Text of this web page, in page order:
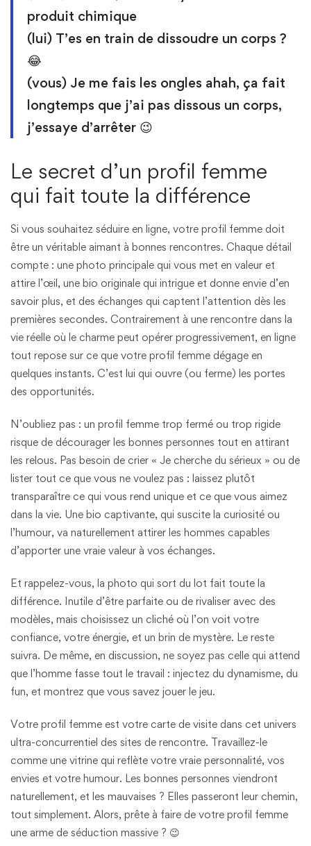
produit chimique
(lui) T’es en train de dissoudre un corps ?
😂
(vous) Je me fais les ongles ahah, ça fait
longtemps que j’ai pas dissous un corps,
j’essaye d’arrêter 😉
Le secret d’un profil femme
qui fait toute la différence
Si vous souhaitez séduire en ligne, votre profil femme doit
être un véritable aimant à bonnes rencontres. Chaque détail
compte : une photo principale qui vous met en valeur et
attire l’œil, une bio originale qui intrigue et donne envie d’en
savoir plus, et des échanges qui captent l’attention dès les
premières secondes. Contrairement à une rencontre dans la
vie réelle où le charme peut opérer progressivement, en ligne
tout repose sur ce que votre profil femme dégage en
quelques instants. C’est lui qui ouvre (ou ferme) les portes
des opportunités.
N’oubliez pas : un profil femme trop fermé ou trop rigide
risque de décourager les bonnes personnes tout en attirant
les relous. Pas besoin de crier « Je cherche du sérieux » ou de
lister tout ce que vous ne voulez pas : laissez plutôt
transparaître ce qui vous rend unique et ce que vous aimez
dans la vie. Une bio captivante, qui suscite la curiosité ou
l’humour, va naturellement attirer les hommes capables
d’apporter une vraie valeur à vos échanges.
Et rappelez-vous, la photo qui sort du lot fait toute la
différence. Inutile d’être parfaite ou de rivaliser avec des
modèles, mais choisissez un cliché où l’on voit votre
confiance, votre énergie, et un brin de mystère. Le reste
suivra. De même, en discussion, ne soyez pas celle qui attend
que l’homme fasse tout le travail : injectez du dynamisme, du
fun, et montrez que vous savez jouer le jeu.
Votre profil femme est votre carte de visite dans cet univers
ultra-concurrentiel des sites de rencontre. Travaillez-le
comme une vitrine qui reflète votre vraie personnalité, vos
envies et votre humour. Les bonnes personnes viendront
naturellement, et les mauvaises ? Elles passeront leur chemin,
tout simplement. Alors, prête à faire de votre profil femme
une arme de séduction massive ? 😉